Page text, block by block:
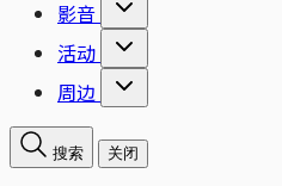
影音
活动
周边
搜索 关闭